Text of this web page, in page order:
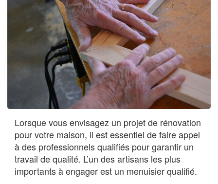
Lorsque vous envisagez un projet de rénovation
pour votre maison, il est essentiel de faire appel
à des professionnels qualifiés pour garantir un
travail de qualité. L’un des artisans les plus
importants à engager est un menuisier qualifié.